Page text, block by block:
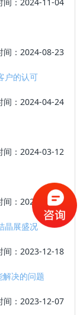
间：2024-08-23
户的认可
间：2024-04-24
间：2024-03-12
间：2024-01-18
晶展盛况
间：2023-12-18
解决的问题
间：2023-12-07